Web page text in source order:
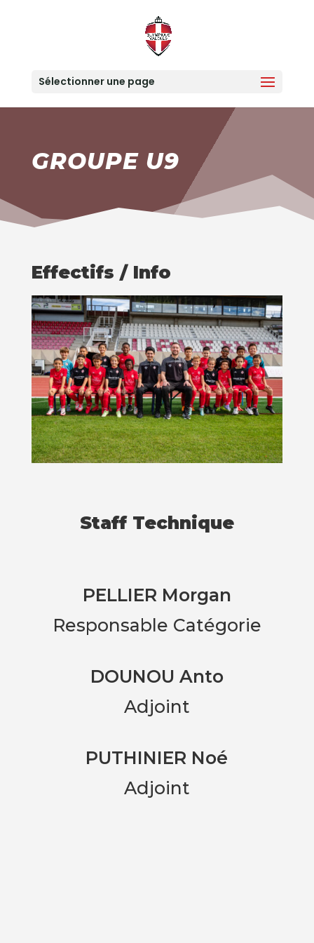
Sélectionner une page
GROUPE U9
Effectifs / Info
Staff Technique
PELLIER Morgan
Responsable Catégorie
DOUNOU Anto
Adjoint
PUTHINIER Noé
Adjoint